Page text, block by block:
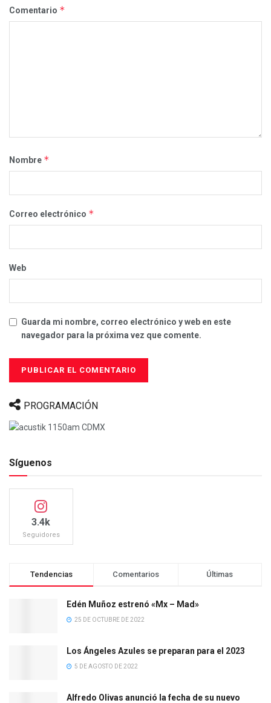
Comentario *
Nombre *
Correo electrónico *
Web
Guarda mi nombre, correo electrónico y web en este
navegador para la próxima vez que comente.
PROGRAMACIÓN
Síguenos
3.4k
Seguidores
Tendencias Comentarios Últimas
Edén Muñoz estrenó «Mx – Mad»
25 DE OCTUBRE DE 2022
Los Ángeles Azules se preparan para el 2023
5 DE AGOSTO DE 2022
Alfredo Olivas anunció la fecha de su nuevo